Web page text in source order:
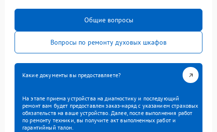
Общие вопросы
Вопросы по ремонту духовых шкафов
Какие документы вы предоставляете?
На этапе приема устройства на диагностику и последующий
ремонт вам будет предоставлен заказ-наряд с указанием страховых
обязательств на ваше устройство. Далее, после выполнения работ
по ремонту техники, вы получите акт выполненных работ и
гарантийный талон.